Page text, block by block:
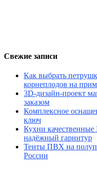
Свежие записи
Как выбрать
корнеплодов на
3D-дизайн-проект
заказом
Комплексное
ключ
Кухни
надёжный гарнитур
Тенты ПВХ на
России